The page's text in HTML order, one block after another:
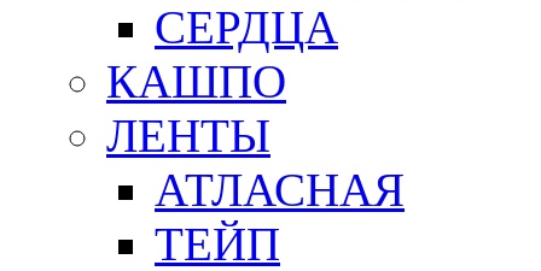
СЕРДЦА
КАШПО
ЛЕНТЫ
АТЛАСНАЯ
ТЕЙП